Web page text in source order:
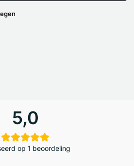
5,0
op 1 beoordeling